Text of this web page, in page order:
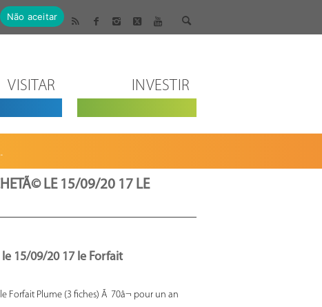
VISITAR INVESTIR
LE 15/09/20 17 LE
15/09/20 17 le Forfait
Forfait Plume (3 fiches) Ã 70â¬ pour un an
Não aceitar